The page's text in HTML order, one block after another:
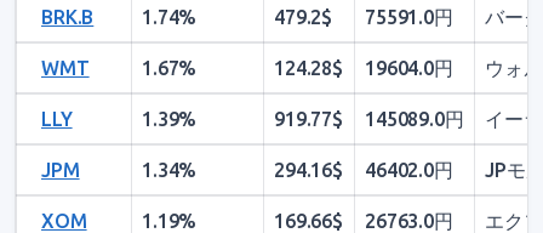
BRK.B 1.74% 479.2$ 75591.0円 バー
WMT 1.67% 124.28$ 19604.0円 ウォ
LLY 1.39% 919.77$ 145089.0円 イー
JPM 1.34% 294.16$ 46402.0円 JPモ
XOM 1.19% 169.66$ 26763.0円 エク